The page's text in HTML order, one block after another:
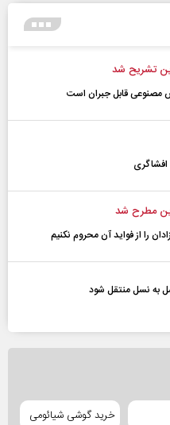
تشریح شد
مصنوعی قابل جبران است
افشاگری
مطرح شد
را از فواید آن محروم نکنیم
به نسل منتقل شود
خرید گوشی شیائومی